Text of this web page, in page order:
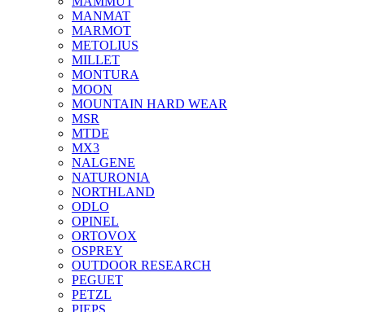
MANMAT
MARMOT
METOLIUS
MILLET
MONTURA
MOON
MOUNTAIN HARD WEAR
MSR
MTDE
MX3
NALGENE
NATURONIA
NORTHLAND
ODLO
OPINEL
ORTOVOX
OSPREY
OUTDOOR RESEARCH
PEGUET
PETZL
PIEPS